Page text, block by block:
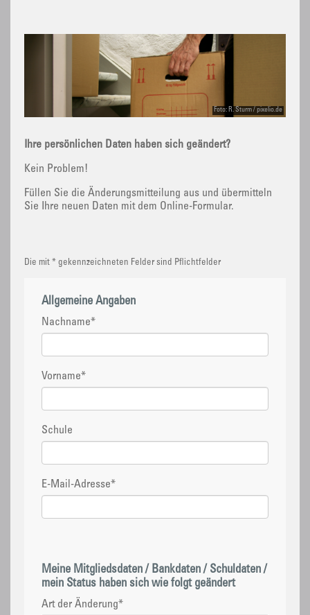
Foto: R. Sturm / pixelio.de
Ihre persönlichen Daten haben sich geändert?
Kein Problem!
Füllen Sie die Änderungsmitteilung aus und übermitteln
Sie Ihre neuen Daten mit dem Online-Formular.
Die mit * gekennzeichneten Felder sind Pflichtfelder
Allgemeine Angaben
Nachname*
Vorname*
Schule
E-Mail-Adresse*
Meine Mitgliedsdaten / Bankdaten / Schuldaten /
mein Status haben sich wie folgt geändert
Art der Änderung*